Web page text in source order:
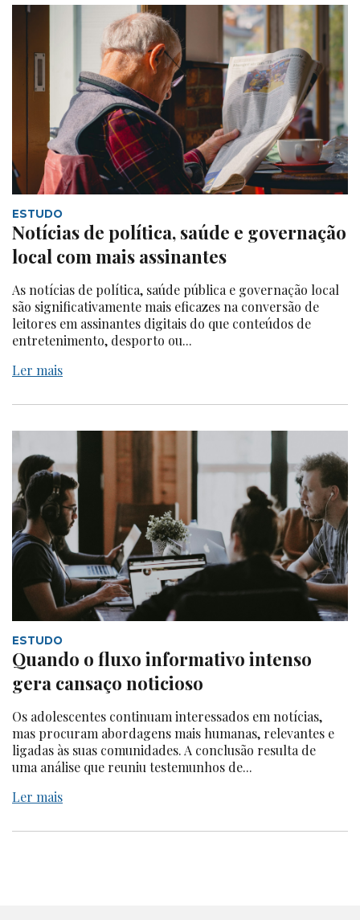
ESTUDO
Notícias de política, saúde e governação
local com mais assinantes
As notícias de política, saúde pública e governação local
são significativamente mais eficazes na conversão de
leitores em assinantes digitais do que conteúdos de
entretenimento, desporto ou...
Ler mais
ESTUDO
Quando o fluxo informativo intenso
gera cansaço noticioso
Os adolescentes continuam interessados em notícias,
mas procuram abordagens mais humanas, relevantes e
ligadas às suas comunidades. A conclusão resulta de
uma análise que reuniu testemunhos de...
Ler mais